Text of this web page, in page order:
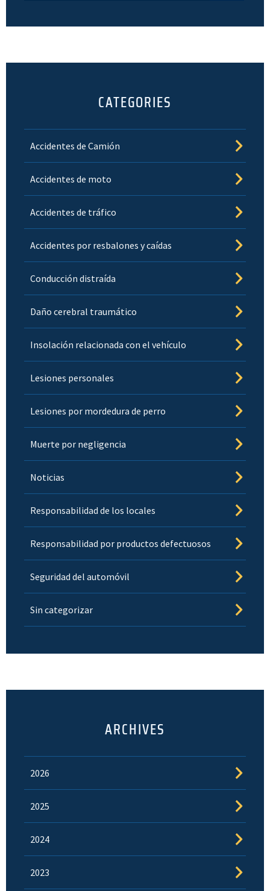
CATEGORIES
Accidentes de Camión
Accidentes de moto
Accidentes de tráfico
Accidentes por resbalones y caídas
Conducción distraída
Daño cerebral traumático
Insolación relacionada con el vehículo
Lesiones personales
Lesiones por mordedura de perro
Muerte por negligencia
Noticias
Responsabilidad de los locales
Responsabilidad por productos defectuosos
Seguridad del automóvil
Sin categorizar
ARCHIVES
2026
2025
2024
2023